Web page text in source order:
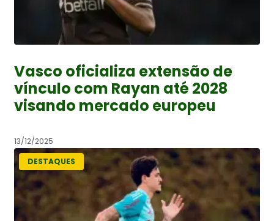
Vasco oficializa extensão de
vínculo com Rayan até 2028
visando mercado europeu
13/12/2025
DESTAQUES